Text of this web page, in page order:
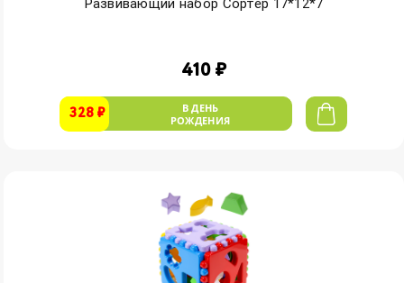
Развивающий набор Сортер 17*12*7
410 ₽
328 ₽
В ДЕНЬ
РОЖДЕНИЯ